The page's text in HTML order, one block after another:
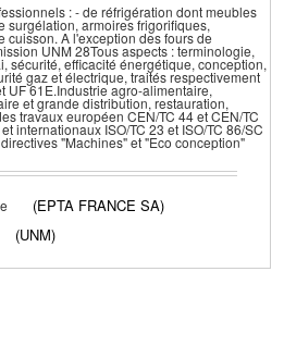
: - de réfrigération dont meubles
surgélation, armoires frigorifiques,
cuisson. A l'exception des fours de
UNM 28Tous aspects : terminologie,
sécurité, efficacité énergétique, conception,
gaz et électrique, traités respectivement
UF 61E.Industrie agro-alimentaire,
et grande distribution, restauration,
travaux européen CEN/TC 44 et CEN/TC
internationaux ISO/TC 23 et ISO/TC 86/SC
"Machines" et "Eco conception"
(EPTA FRANCE SA)
(UNM)